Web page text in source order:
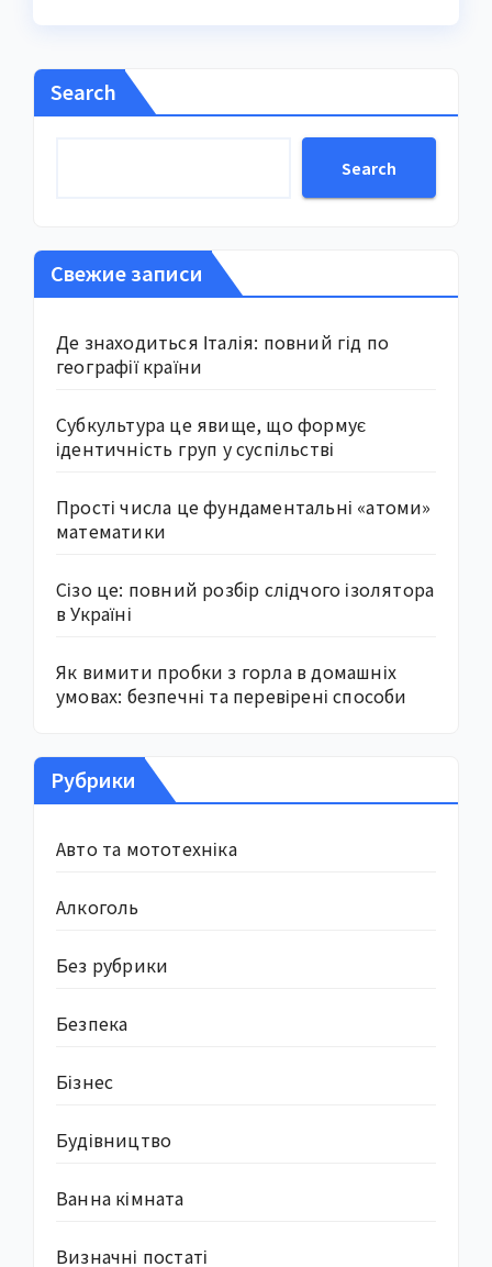
Search
Search
Свежие записи
Де знаходиться Італія: повний гід по
географії країни
Субкультура це явище, що формує
ідентичність груп у суспільстві
Прості числа це фундаментальні «атоми»
математики
Сізо це: повний розбір слідчого ізолятора
в Україні
Як вимити пробки з горла в домашніх
умовах: безпечні та перевірені способи
Рубрики
Авто та мототехніка
Алкоголь
Без рубрики
Безпека
Бізнес
Будівництво
Ванна кімната
Визначні постаті